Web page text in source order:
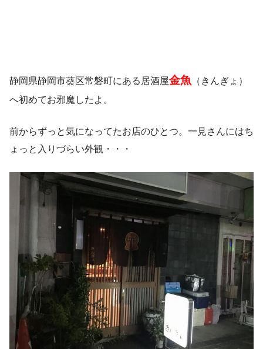
静岡県静岡市葵区常磐町にある居酒屋金魚 （きんぎょ）
へ初めてお邪魔したよ。
前からずっと気になってたお店のひとつ。一見さんにはち
ょっと入りづらい外観・・・